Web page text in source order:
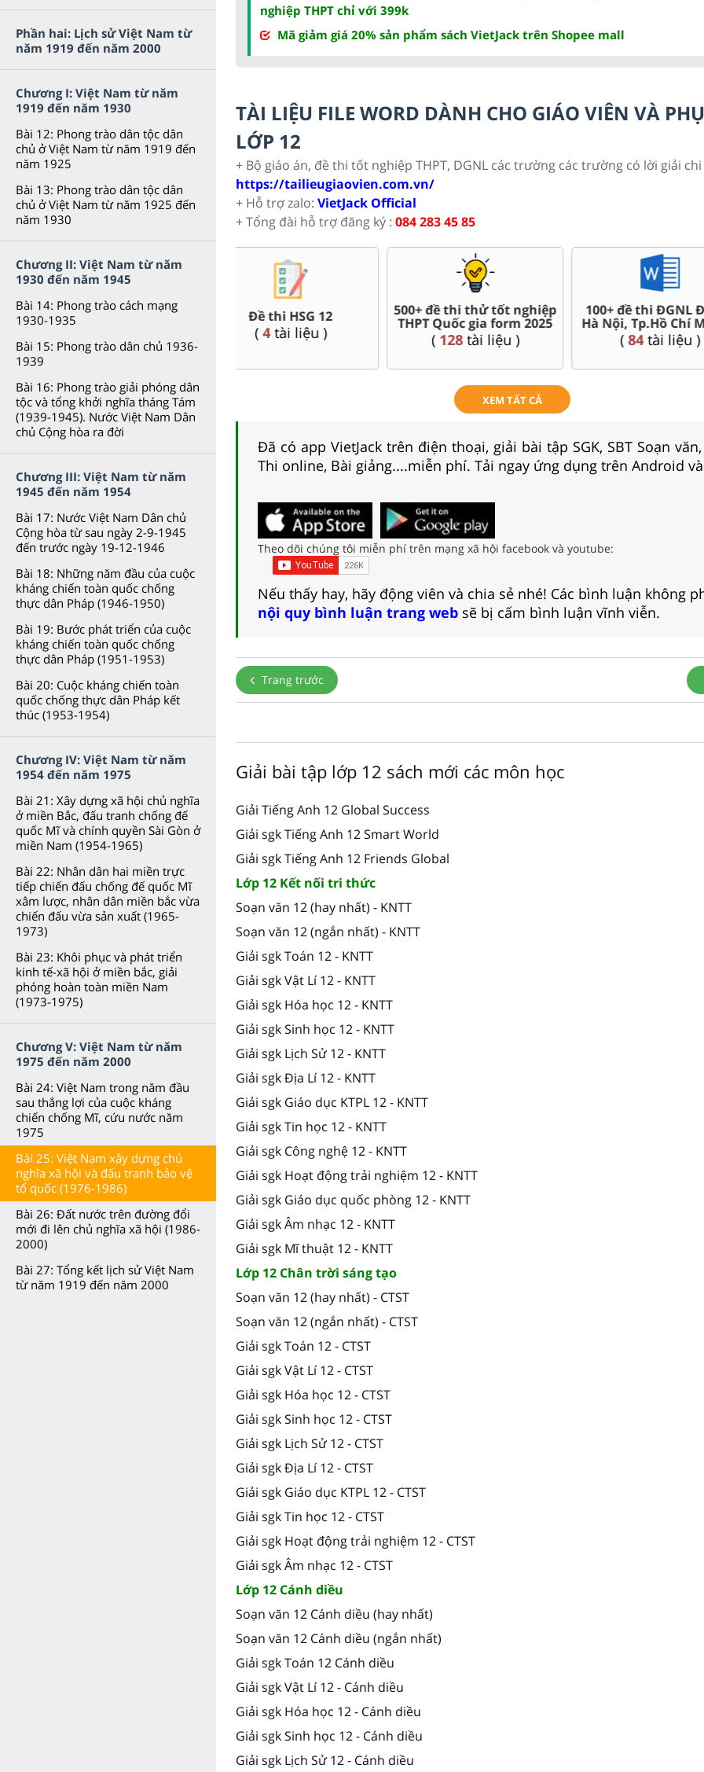
Phần hai: Lịch sử Việt Nam từ
năm 1919 đến năm 2000
Chương I: Việt Nam từ năm
1919 đến năm 1930
Bài 12: Phong trào dân tộc dân
chủ ở Việt Nam từ năm 1919 đến
năm 1925
Bài 13: Phong trào dân tộc dân
chủ ở Việt Nam từ năm 1925 đến
năm 1930
Chương II: Việt Nam từ năm
1930 đến năm 1945
Bài 14: Phong trào cách mạng
1930-1935
Bài 15: Phong trào dân chủ 1936-
1939
Bài 16: Phong trào giải phóng dân
tộc và tổng khởi nghĩa tháng Tám
(1939-1945). Nước Việt Nam Dân
chủ Cộng hòa ra đời
Chương III: Việt Nam từ năm
1945 đến năm 1954
Bài 17: Nước Việt Nam Dân chủ
Cộng hòa từ sau ngày 2-9-1945
đến trước ngày 19-12-1946
Bài 18: Những năm đầu của cuộc
kháng chiến toàn quốc chống
thực dân Pháp (1946-1950)
Bài 19: Bước phát triển của cuộc
kháng chiến toàn quốc chống
thực dân Pháp (1951-1953)
Bài 20: Cuộc kháng chiến toàn
quốc chống thực dân Pháp kết
thúc (1953-1954)
Chương IV: Việt Nam từ năm
1954 đến năm 1975
Bài 21: Xây dựng xã hội chủ nghĩa
ở miền Bắc, đấu tranh chống đế
quốc Mĩ và chính quyền Sài Gòn ở
miền Nam (1954-1965)
Bài 22: Nhân dân hai miền trực
tiếp chiến đấu chống đế quốc Mĩ
xâm lược, nhân dân miền bắc vừa
chiến đấu vừa sản xuất (1965-
1973)
Bài 23: Khôi phục và phát triển
kinh tế-xã hội ở miền bắc, giải
phóng hoàn toàn miền Nam
(1973-1975)
Chương V: Việt Nam từ năm
1975 đến năm 2000
Bài 24: Việt Nam trong năm đầu
sau thắng lợi của cuộc kháng
chiến chống Mĩ, cứu nước năm
1975
Bài 25: Việt Nam xây dựng chủ
nghĩa xã hội và đấu tranh bảo vệ
tổ quốc (1976-1986)
Bài 26: Đất nước trên đường đổi
mới đi lên chủ nghĩa xã hội (1986-
2000)
Bài 27: Tổng kết lịch sử Việt Nam
từ năm 1919 đến năm 2000
nghiệp THPT chỉ với 399k
Mã giảm giá 20% sản phẩm sách VietJack trên Shopee mall
TÀI LIỆU FILE WORD DÀNH CHO GIÁO VIÊN VÀ
LỚP 12
+ Bộ giáo án, đề thi tốt nghiệp THPT, DGNL các trường các trường có lời giải
https://tailieugiaovien.com.vn/
+ Hỗ trợ zalo: VietJack Official
+ Tổng đài hỗ trợ đăng ký : 084 283 45 85
Đề thi HSG 12 500+ đề thi thử tốt nghiệp
THPT Quốc gia form 2025
(128tài liệu )
100+ đề thi ĐGNL ĐHQG
Hà Nội, Tp.Hồ Chí Minh...
(84tài liệu )
Đề thi giữa kì,
(143tài
XEM TẤT CẢ
Đã có app VietJack trên điện thoại, giải bài tập SGK, SBT Soạn
Thi online, Bài giảng....miễn phí. Tải ngay ứng dụng trên Android và
Theo dõi chúng tôi miễn phí trên mạng xã hội facebook và youtube:
Nếu thấy hay, hãy động viên và chia sẻ nhé! Các bình luận không
nội quy bình luận trang web sẽ bị cấm bình luận vĩnh viễn.
Trang trước
Giải bài tập lớp 12 sách mới các môn học
Giải Tiếng Anh 12 Global Success
Giải sgk Tiếng Anh 12 Smart World
Giải sgk Tiếng Anh 12 Friends Global
Lớp 12 Kết nối tri thức
Soạn văn 12 (hay nhất) - KNTT
Soạn văn 12 (ngắn nhất) - KNTT
Giải sgk Toán 12 - KNTT
Giải sgk Vật Lí 12 - KNTT
Giải sgk Hóa học 12 - KNTT
Giải sgk Sinh học 12 - KNTT
Giải sgk Lịch Sử 12 - KNTT
Giải sgk Địa Lí 12 - KNTT
Giải sgk Giáo dục KTPL 12 - KNTT
Giải sgk Tin học 12 - KNTT
Giải sgk Công nghệ 12 - KNTT
Giải sgk Hoạt động trải nghiệm 12 - KNTT
Giải sgk Giáo dục quốc phòng 12 - KNTT
Giải sgk Âm nhạc 12 - KNTT
Giải sgk Mĩ thuật 12 - KNTT
Lớp 12 Chân trời sáng tạo
Soạn văn 12 (hay nhất) - CTST
Soạn văn 12 (ngắn nhất) - CTST
Giải sgk Toán 12 - CTST
Giải sgk Vật Lí 12 - CTST
Giải sgk Hóa học 12 - CTST
Giải sgk Sinh học 12 - CTST
Giải sgk Lịch Sử 12 - CTST
Giải sgk Địa Lí 12 - CTST
Giải sgk Giáo dục KTPL 12 - CTST
Giải sgk Tin học 12 - CTST
Giải sgk Hoạt động trải nghiệm 12 - CTST
Giải sgk Âm nhạc 12 - CTST
Lớp 12 Cánh diều
Soạn văn 12 Cánh diều (hay nhất)
Soạn văn 12 Cánh diều (ngắn nhất)
Giải sgk Toán 12 Cánh diều
Giải sgk Vật Lí 12 - Cánh diều
Giải sgk Hóa học 12 - Cánh diều
Giải sgk Sinh học 12 - Cánh diều
Giải sgk Lịch Sử 12 - Cánh diều